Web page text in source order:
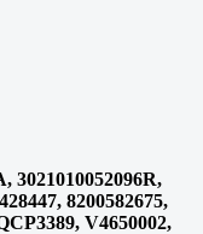
3021010052096R,
8200582675,
V4650002,